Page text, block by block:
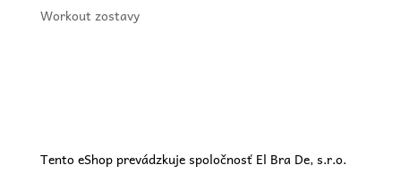
Workout zostavy
Tento eShop prevádzkuje spoločnosť El Bra De, s.r.o.